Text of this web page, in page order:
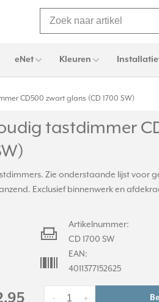
eNet Kleuren
CD500 zwart glans (CD 1700 SW)
tastdimmer
Zie onderstaande lijst voor
Exclusief binnenwerk en
Artikelnummer:
CD 1700 SW
EAN:
4011377152625
+
-